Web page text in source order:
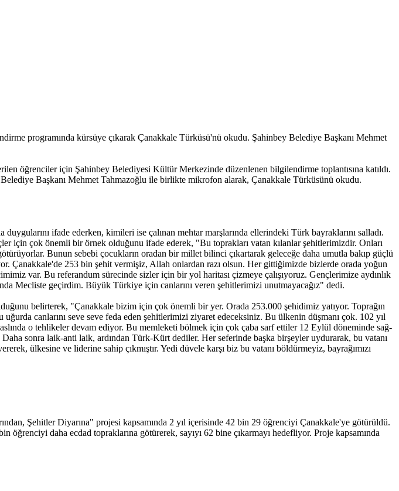
programında kürsüye çıkarak Çanakkale Türküsü'nü okudu. Şahinbey Belediye Başkanı Mehmet
öğrenciler için Şahinbey Belediyesi Kültür Merkezinde düzenlenen bilgilendirme toplantısına katıldı.
Başkanı Mehmet Tahmazoğlu ile birlikte mikrofon alarak, Çanakkale Türküsünü okudu.
duygularını ifade ederken, kimileri ise çalınan mehtar marşlarında ellerindeki Türk bayraklarını salladı.
çok önemli bir örnek olduğunu ifade ederek, "Bu toprakları vatan kılanlar şehitlerimizdir. Onları
Bunun sebebi çocukların oradan bir millet bilinci çıkartarak geleceğe daha umutla bakıp güçlü
Çanakkale'de 253 bin şehit vermişiz, Allah onlardan razı olsun. Her gittiğimizde bizlerde orada yoğun
var. Bu referandum sürecinde sizler için bir yol haritası çizmeye çalışıyoruz. Gençlerimize aydınlık
Mecliste geçirdim. Büyük Türkiye için canlarını veren şehitlerimizi unutmayacağız" dedi.
belirterek, "Çanakkale bizim için çok önemli bir yer. Orada 253.000 şehidimiz yatıyor. Toprağın
canlarını seve seve feda eden şehitlerimizi ziyaret edeceksiniz. Bu ülkenin düşmanı çok. 102 yıl
aslında o tehlikeler devam ediyor. Bu memleketi bölmek için çok çaba sarf ettiler 12 Eylül döneminde sağ-
sonra laik-anti laik, ardından Türk-Kürt dediler. Her seferinde başka birşeyler uydurarak, bu vatanı
ülkesine ve liderine sahip çıkmıştır. Yedi düvele karşı biz bu vatanı böldürmeyiz, bayrağımızı
Şehitler Diyarına" projesi kapsamında 2 yıl içerisinde 42 bin 29 öğrenciyi Çanakkale'ye götürüldü.
daha ecdad topraklarına götürerek, sayıyı 62 bine çıkarmayı hedefliyor. Proje kapsamında